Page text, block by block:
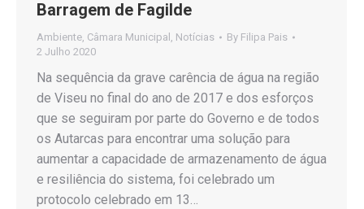
Barragem de Fagilde
Ambiente, Câmara Municipal , Notícias By Filipa Pais
2 Julho 2020
Na sequência da grave carência de água na região
de Viseu no final do ano de 2017 e dos esforços
que se seguiram por parte do Governo e de todos
os Autarcas para encontrar uma solução para
aumentar a capacidade de armazenamento de água
e resiliência do sistema, foi celebrado um
protocolo celebrado em 13…